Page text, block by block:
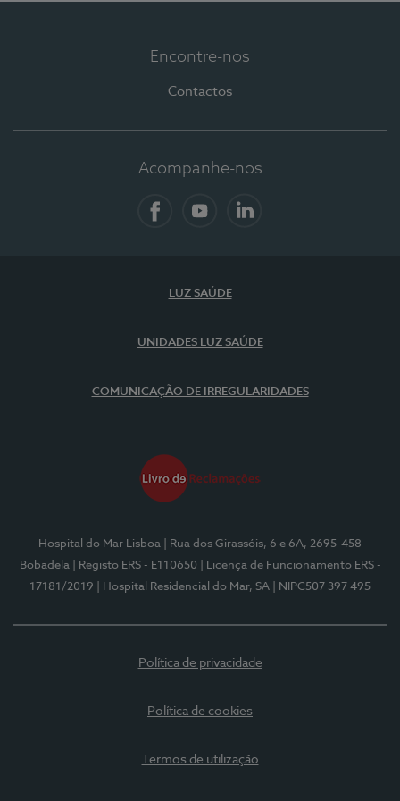
Encontre-nos
Contactos
Acompanhe-nos
LUZ SAÚDE
UNIDADES LUZ SAÚDE
COMUNICAÇÃO DE IRREGULARIDADES
Hospital do Mar Lisboa
| Rua dos Girassóis, 6 e 6A, 2695-458
Bobadela
| Registo ERS - E110650
| Licença de Funcionamento ERS -
17181/2019
| Hospital Residencial do Mar, SA | NIPC507 397 495
Política de privacidade
Política de cookies
Termos de utilização